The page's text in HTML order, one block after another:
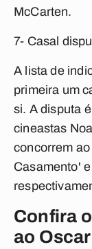
McCarten.
7- Casal
A lista de
primeira um
si. A disputa
cineastas
concorrem
Casamento'
Confira
ao